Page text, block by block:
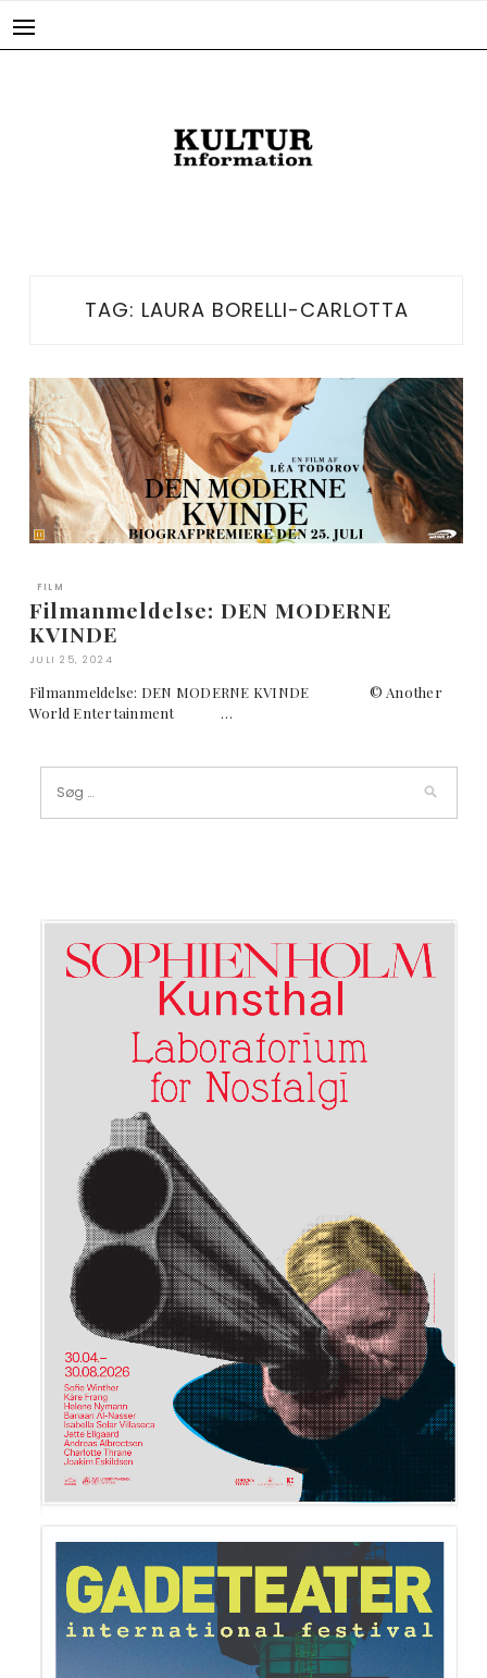
TAG: LAURA BORELLI-CARLOTTA
FILM
Filmanmeldelse: DEN MODERNE
KVINDE
JULI 25, 2024
Filmanmeldelse: DEN MODERNE KVINDE © Another
World Entertainment …